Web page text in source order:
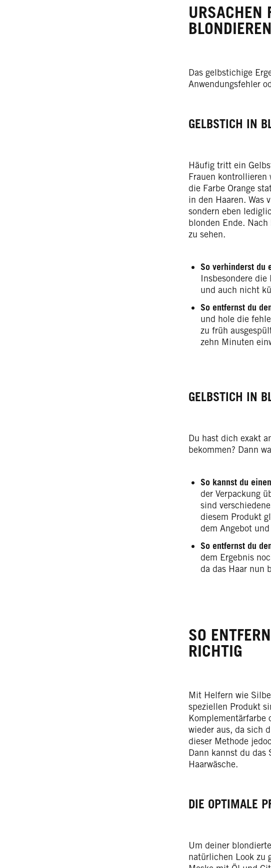
URSACHEN
BLONDIEREN
Das gelbstichige
Anwendungsfehler
GELBSTICH IN
Häufig tritt ein
Frauen kontrollieren
die Farbe Orange
in den Haaren. Was
sondern eben
blonden Ende.
zu sehen.
So verhinderst du
Insbesondere
und auch nicht
So entfernst du
und hole die
zu früh
zehn Minuten
GELBSTICH IN
Du hast dich exakt
bekommen? Dann
So kannst du
der Verpackung
sind
diesem Produkt
dem Angebot
So entfernst du
dem Ergebnis
da das Haar nun
SO
RICHTIG
Mit Helfern wie
speziellen Produkt
Komplementärfarbe
wieder aus, da sich
dieser Methode
Dann kannst du das
Haarwäsche.
DIE OPTIMALE
Um deiner
natürlichen Look zu